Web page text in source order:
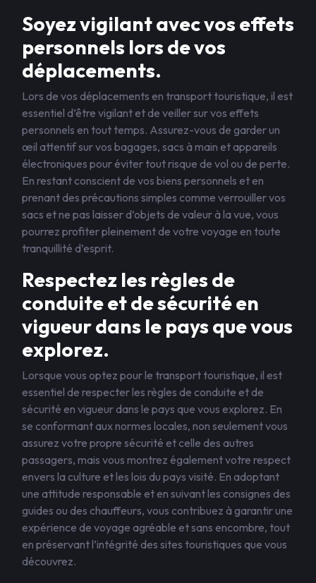
Soyez vigilant avec vos effets
personnels lors de vos
déplacements.
Lors de vos déplacements en transport touristique, il est
essentiel d’être vigilant et de veiller sur vos effets
personnels en tout temps. Assurez-vous de garder un
œil attentif sur vos bagages, sacs à main et appareils
électroniques pour éviter tout risque de vol ou de perte.
En restant conscient de vos biens personnels et en
prenant des précautions simples comme verrouiller vos
sacs et ne pas laisser d’objets de valeur à la vue, vous
pourrez profiter pleinement de votre voyage en toute
tranquillité d’esprit.
Respectez les règles de
conduite et de sécurité en
vigueur dans le pays que vous
explorez.
Lorsque vous optez pour le transport touristique, il est
essentiel de respecter les règles de conduite et de
sécurité en vigueur dans le pays que vous explorez. En
se conformant aux normes locales, non seulement vous
assurez votre propre sécurité et celle des autres
passagers, mais vous montrez également votre respect
envers la culture et les lois du pays visité. En adoptant
une attitude responsable et en suivant les consignes des
guides ou des chauffeurs, vous contribuez à garantir une
expérience de voyage agréable et sans encombre, tout
en préservant l’intégrité des sites touristiques que vous
découvrez.